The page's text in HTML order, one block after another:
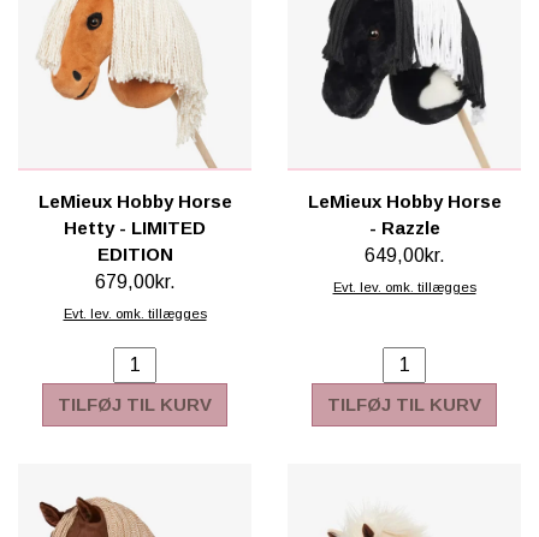
LeMieux Hobby Horse
Hetty - LIMITED
EDITION
679,00kr.
Evt. lev. omk. tillægges
TILFØJ TIL KURV
LeMieux Hobby Horse
- Razzle
649,00kr.
Evt. lev. omk. tillægges
TILFØJ TIL KURV